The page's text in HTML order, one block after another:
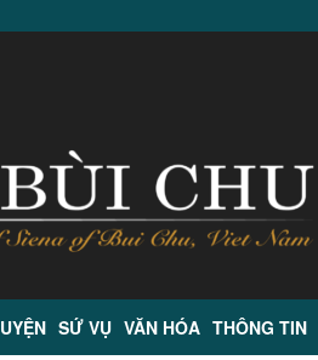
SỨ VỤ VĂN HÓA THÔNG TIN